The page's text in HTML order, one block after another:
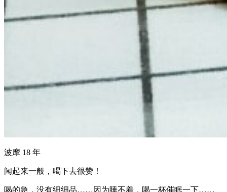
波摩 18 年
闻起来一般，喝下去很赞！
喝的急，没有细细品……因为睡不着，喝一杯催眠一下……